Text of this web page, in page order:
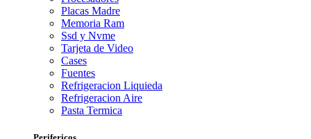
Placas Madre
Memoria Ram
Ssd y Nvme
Tarjeta de Video
Cases
Fuentes
Refrigeracion Liquieda
Refrigeracion Aire
Pasta Termica